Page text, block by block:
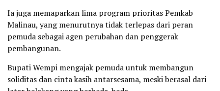
Ia juga memaparkan lima program prioritas Pemkab
Malinau, yang menurutnya tidak terlepas dari peran
pemuda sebagai agen perubahan dan penggerak
pembangunan.
Bupati Wempi mengajak pemuda untuk membangun
soliditas dan cinta kasih antarsesama, meski berasal dari